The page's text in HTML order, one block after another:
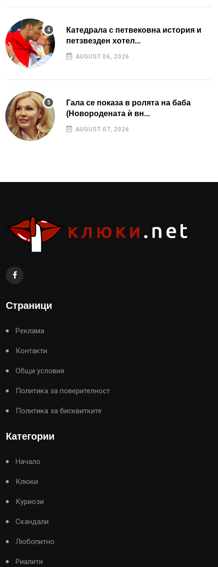
Катедрала с петвековна история и
петзвезден хотел...
AUGUST 06, 2026
Гала се показа в ролята на баба
(Новородената ѝ вн...
AUGUST 07, 2026
Страници
Реклама
Контакти
Общи условия
Политика за поверителност
Политика за бисквитките
Категории
Начало
Клюки
Куриози
Скандали
Любопитно
Риалити